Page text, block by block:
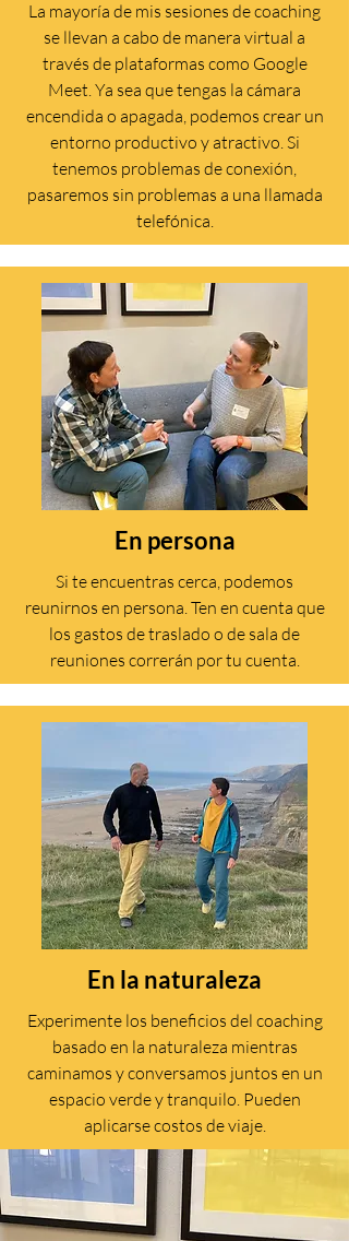
La mayoría de mis sesiones de coaching
se llevan a cabo de manera virtual a
través de plataformas como Google
Meet. Ya sea que tengas la cámara
encendida o apagada, podemos crear un
entorno productivo y atractivo. Si
tenemos problemas de conexión,
pasaremos sin problemas a una llamada
telefónica.
En persona
Si te encuentras cerca, podemos
reunirnos en persona. Ten en cuenta que
los gastos de traslado o de sala de
reuniones correrán por tu cuenta.
En la naturaleza
Experimente los beneficios del coaching
basado en la naturaleza mientras
caminamos y conversamos juntos en un
espacio verde y tranquilo. Pueden
aplicarse costos de viaje.